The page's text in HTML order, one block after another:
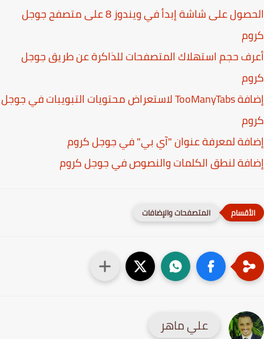
الحصول على شاشة إبدأ في ويندوز 8 على متصفح جوجل
حجم استهلاك المتصفحات للذاكرة عن طريق جوجل
إضافة TooManyTabs لاستعراض محتويات التبويبات في جوجل
لمعرفة عنوان "آي بي" في جوجل كروم
لنطق الكلمات والنصوص في جوجل كروم
المتصفحات والإضافات
علي ماهر